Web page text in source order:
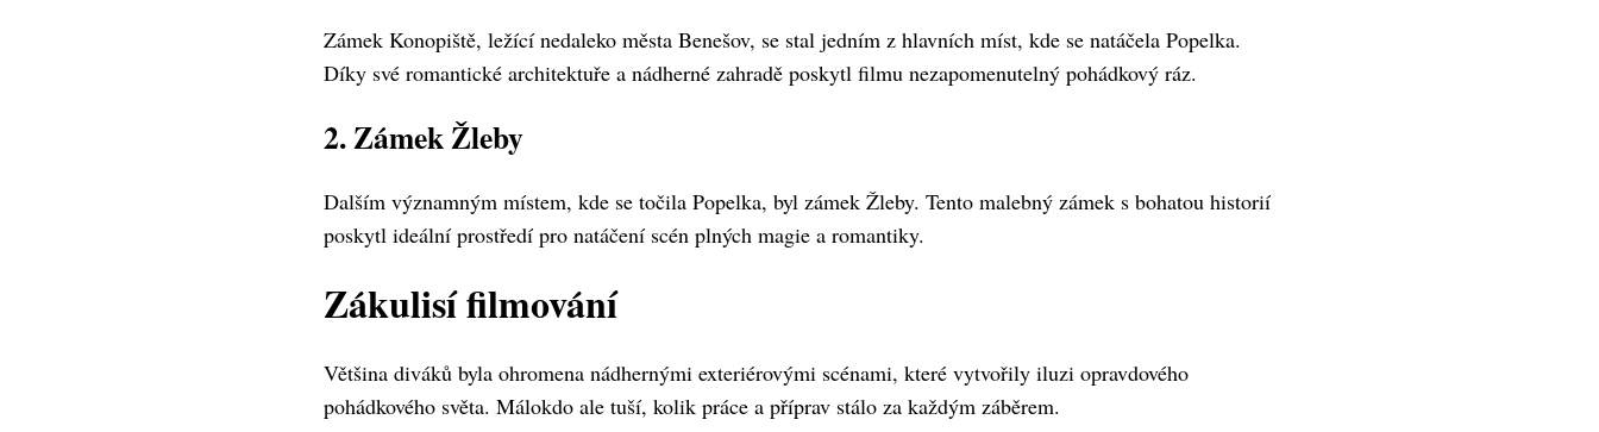
Zámek Konopiště, ležící nedaleko města Benešov, se stal jedním z hlavních míst, kde se natáčela Popelka.
Díky své romantické architektuře a nádherné zahradě poskytl filmu nezapomenutelný pohádkový ráz.
2. Zámek Žleby
Dalším významným místem, kde se točila Popelka, byl zámek Žleby. Tento malebný zámek s bohatou historií
poskytl ideální prostředí pro natáčení scén plných magie a romantiky.
Zákulisí filmování
Většina diváků byla ohromena nádhernými exteriérovými scénami, které vytvořily iluzi opravdového
pohádkového světa. Málokdo ale tuší, kolik práce a příprav stálo za každým záběrem.